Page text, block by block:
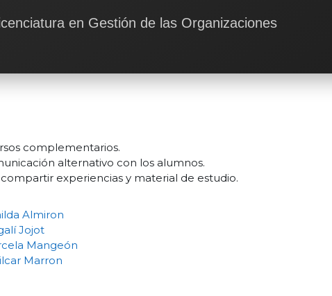
en Gestión de las Organizaciones
complementarios.
alternativo con los alumnos.
experiencias y material de estudio.
Almiron
Jojot
Mangeón
Marron